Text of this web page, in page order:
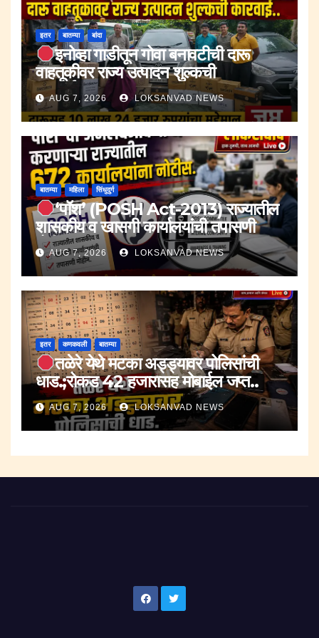
इतर बातम्या बांदा
इनोव्हा गाडीतून गोवा बनावटीची दारू
वाहतूकीवर राज्य उत्पादन शुल्कची
कारवाई.;दारूसह १० लाख २४ हजार रुपयांचा
मुद्देमाल जप्त.
AUG 7, 2026 LOKSANVAD NEWS
बातम्या महिला सिंधुदुर्ग
‘पॉश’ (POSH Act-2013) राज्यातील
शासकीय व खासगी कार्यालयांची तपासणी
मोहीम..
AUG 7, 2026 LOKSANVAD NEWS
इतर कणकवली बातम्या
तळेरे येथे मटका अड्ड्यावर पोलिसांची
धाड.;रोकड 42 हजारासह मोबाईल जप्त..
AUG 7, 2026 LOKSANVAD NEWS